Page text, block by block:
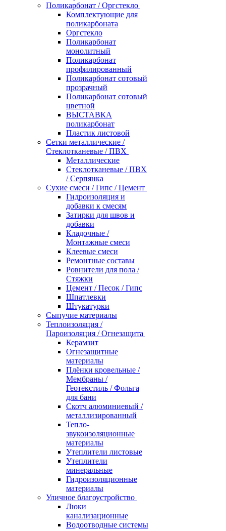
Поликарбонат / Оргстекло
Комплектующие для
поликарбоната
Оргстекло
Поликарбонат
монолитный
Поликарбонат
профилированный
Поликарбонат сотовый
прозрачный
Поликарбонат сотовый
цветной
ВЫСТАВКА
поликарбонат
Пластик листовой
Сетки металлические /
Стеклотканевые / ПВХ
Металлические
Стеклотканевые / ПВХ
/ Серпянка
Сухие смеси / Гипс / Цемент
Гидроизоляция и
добавки к смесям
Затирки для швов и
добавки
Кладочные /
Монтажные смеси
Клеевые смеси
Ремонтные составы
Ровнители для пола /
Стяжки
Цемент / Песок / Гипс
Шпатлевки
Штукатурки
Сыпучие материалы
Теплоизоляция /
Пароизоляция / Огнезащита
Керамзит
Огнезащитные
материалы
Плёнки кровельные /
Мембраны /
Геотекстиль / Фольга
для бани
Скотч алюминиевый /
металлизированный
Тепло-
звукоизоляционные
материалы
Утеплители листовые
Утеплители
минеральные
Гидроизоляционные
материалы
Уличное благоустройство
Люки
канализационные
Водоотводные системы